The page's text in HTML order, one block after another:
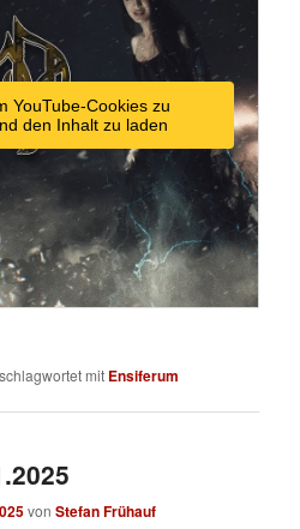
YouTube-Cookies zu
den Inhalt zu laden
mit Ensiferum
vonStefan Frühauf